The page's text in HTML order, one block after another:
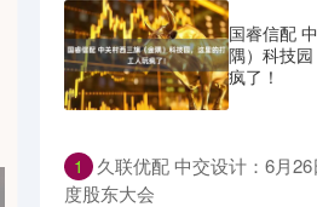
国睿信配
隅）科技
疯了！
1
久联优配 中交设计：6月
度股东大会